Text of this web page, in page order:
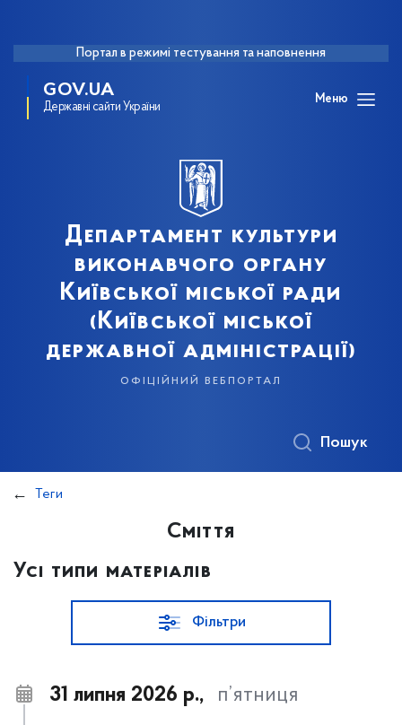
Портал в режимі тестування та наповнення
GOV.UA
Державні сайти України
Меню
Департамент культури
виконавчого органу
Київської міської ради
(Київської міської
державної адміністрації)
офіційний вебпортал
Пошук
Теги
Сміття
Усі типи матеріалів
Фільтри
31 липня 2026 р., п’ятниця